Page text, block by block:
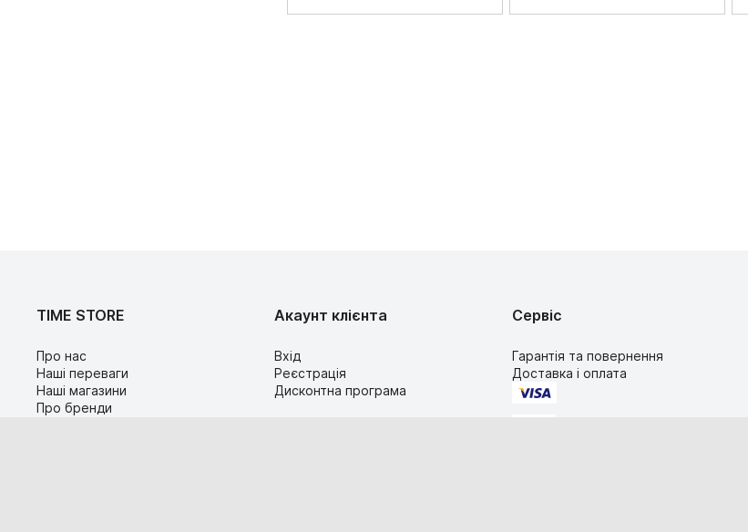
TIME STORE
Про нас
Наші переваги
Наші магазини
Про бренди
Акаунт клієнта
Вхід
Реєстрація
Дисконтна програма
Сервіс
Гарантія та повернення
Доставка і оплата